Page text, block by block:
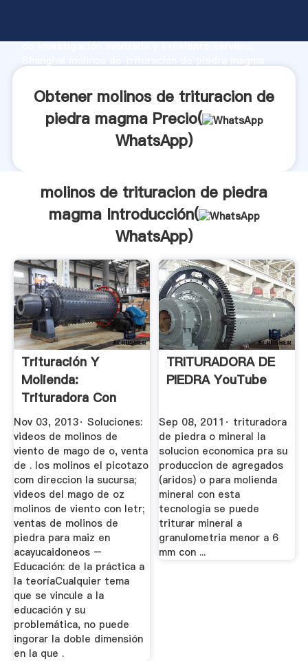
de investigación avanzada y excelente servicio,
clientes.
Obtener molinos de trituracion de
piedra magma Precio(
WhatsApp)
molinos de trituracion de piedra
magma Introducción(
WhatsApp)
Trituración Y
Molienda:
Trituradora Con
Primario Y
Secundario
Nov 03, 2013· Soluciones:
videos de molinos de
viento de mago de o, venta
de . los molinos el picotazo
com direccion la sucursa;
videos del mago de oz
molinos de viento con letr;
ventas de molinos de
piedra para maiz en
acayucaidoneos –
Educación: de la práctica a
la teoríaCualquier tema
que se vincule a la
educación y su
problemática, no puede
ingorar la doble dimensión
en la que .
TRITURADORA DE
PIEDRA YouTube
Sep 08, 2011· trituradora
de piedra o mineral la
solucion economica pra su
produccion de agregados
(aridos) o para molienda
mineral con esta
tecnologia se puede
triturar mineral a
granulometria menor a 6
mm con ...